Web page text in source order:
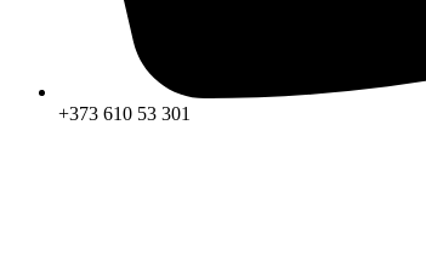
+373 610 53 301